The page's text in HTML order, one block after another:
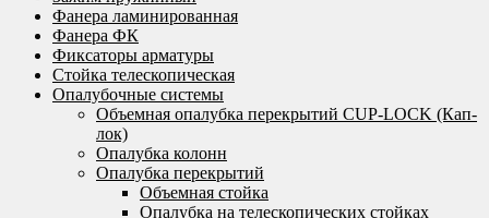
Фанера ламинированная
Фанера ФК
Фиксаторы арматуры
Стойка телескопическая
Опалубочные системы
Объемная опалубка перекрытий CUP-LOCK (Кап-
лок)
Опалубка колонн
Опалубка перекрытий
Объемная стойка
Опалубка на телескопических стойках